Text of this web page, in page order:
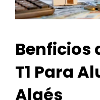
Benficios
T1 Para
Algés